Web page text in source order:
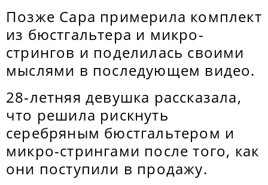
Позже Сара примерила комплект
из бюстгальтера и микро-
стрингов и поделилась своими
мыслями в последующем видео.
28-летняя девушка рассказала,
что решила рискнуть
серебряным бюстгальтером и
микро-стрингами после того, как
они поступили в продажу.